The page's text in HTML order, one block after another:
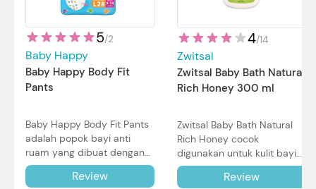
5/2
Baby Happy
Baby Happy Body Fit
Pants
Baby Happy Body Fit Pants
adalah popok bayi anti
ruam yang dibuat dengan
teknologi Air Through
Technology.Review
4/14
Zwitsal
Zwitsal Baby Bath Natural
Rich Honey 300 ml
Zwitsal Baby Bath Natural
Rich Honey cocok
digunakan untuk kulit bayi
baru lahir bahkan kulit
sensitif sekalipun. Simak
Review